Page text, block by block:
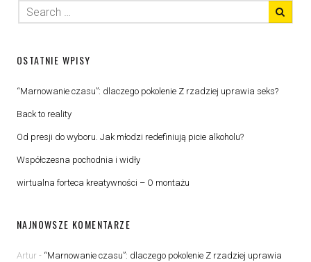
OSTATNIE WPISY
“Marnowanie czasu”: dlaczego pokolenie Z rzadziej uprawia seks?
Back to reality
Od presji do wyboru. Jak młodzi redefiniują picie alkoholu?
Współczesna pochodnia i widły
wirtualna forteca kreatywności – O montażu
NAJNOWSZE KOMENTARZE
Artur - “Marnowanie czasu”: dlaczego pokolenie Z rzadziej uprawia